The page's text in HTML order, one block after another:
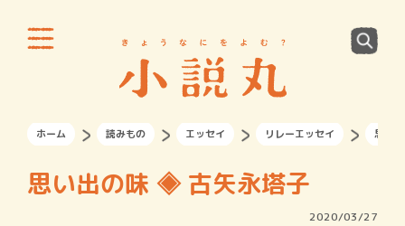
ホーム 読みもの エッセイ リレーエッセイ 思い
思い出の味 ◈ 古矢永塔子
2020/03/27